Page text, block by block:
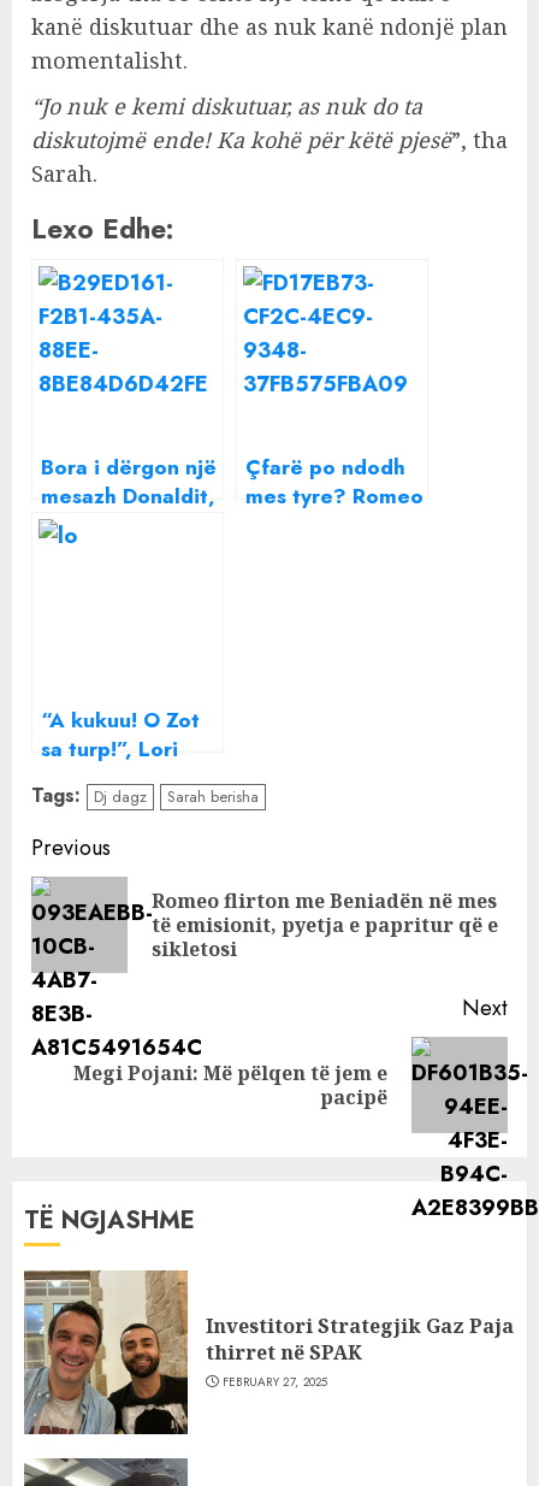
kanë diskutuar dhe as nuk kanë ndonjë plan
momentalisht.
“Jo nuk e kemi diskutuar, as nuk do ta
diskutojmë ende! Ka kohë për këtë pjesë”, tha
Sarah.
Lexo Edhe:
Bora i dërgon një
mesazh Donaldit,
çfarë po ndodh
Çfarë po ndodh
mes tyre? Romeo
“A kukuu! O Zot
sa turp!”, Lori
Hoxha zbulon
reagimin e
familjes kur
mësoi lidhjen e
Sarës me
Ledionin
Tags: Dj dagz Sarah berisha
Continue
Reading
Previous
Romeo flirton me Beniadën në mes
të emisionit, pyetja e papritur që e
sikletosi
Next
NextMegi Pojani: Më pëlqen të jem e
pacipë
TË NGJASHME
Investitori Strategjik Gaz Paja
thirret në SPAK
FEBRUARY 27, 2025